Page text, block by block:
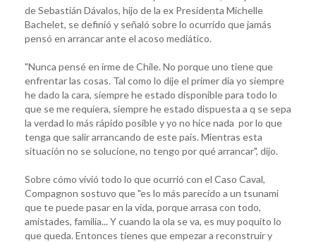
de Sebastián Dávalos, hijo de la ex Presidenta Michelle
Bachelet, se definió y señaló sobre lo ocurrido que jamás
pensó en arrancar ante el acoso mediático.
"Nunca pensé en irme de Chile. No porque uno tiene que
enfrentar las cosas. Tal como lo dije el primer día yo siempre
he dado la cara, siempre he estado disponible para todo lo
que se me requiera, siempre he estado dispuesta a q se sepa
la verdad lo más rápido posible y yo no hice nada por lo que
tenga que salir arrancando de este país. Mientras esta
situación no se solucione, no tengo por qué arrancar", dijo.
Sobre cómo vivió todo lo que ocurrió con el Caso Caval,
Compagnon sostuvo que "es lo más parecido a un tsunami
que te puede pasar en la vida, porque arrasa con todo,
amistades, familia... Y cuando la ola se va, es muy poquito lo
que queda. Entonces tienes que empezar a reconstruir y